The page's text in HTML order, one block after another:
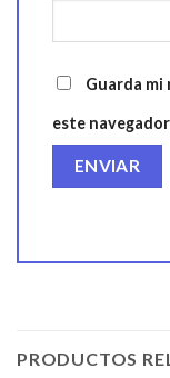
Guarda mi
este
PRODUCTOS